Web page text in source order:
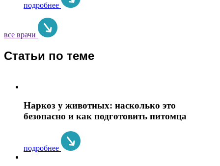
подробнее
все врачи
Статьи по теме
Наркоз у животных: насколько это
безопасно и как подготовить питомца
подробнее